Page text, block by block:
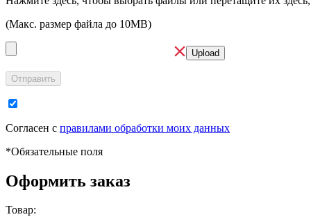
(Макс. размер файла до 10MB)
Отправить
Согласен с правилами обработки моих данных
*Обязательные поля
Оформить заказ
Товар: